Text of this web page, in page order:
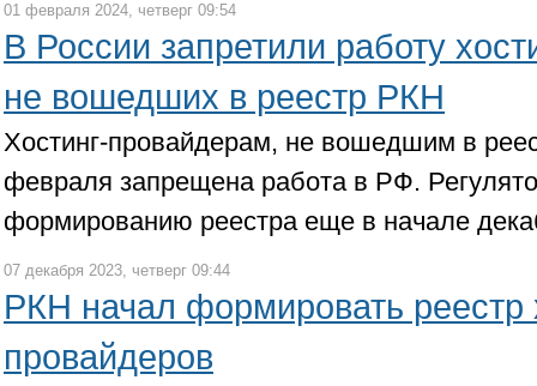
01 февраля 2024, четверг 09:54
В России запретили работу
не вошедших в реестр РКН
Хостинг-провайдерам, не вошедшим в
февраля запрещена работа в РФ.
формированию реестра еще в начале
07 декабря 2023, четверг 09:44
РКН начал формировать реестр
провайдеров